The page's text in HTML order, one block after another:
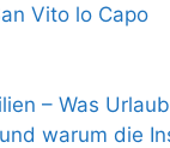
Vito lo Capo
– Was
warum die